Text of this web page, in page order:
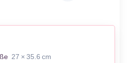
27 × 35.6 cm